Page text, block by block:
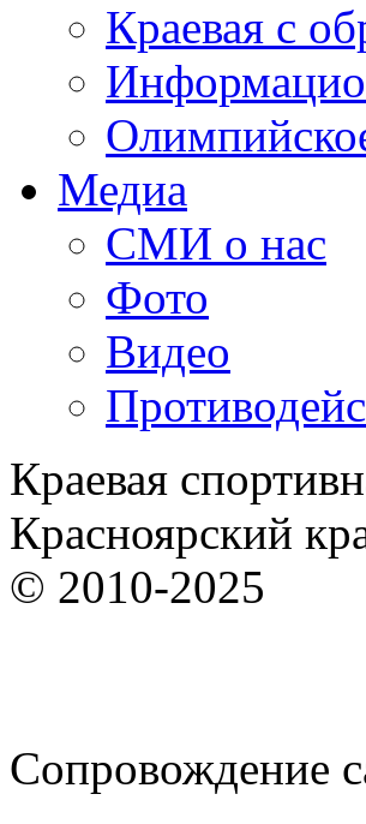
Краевая с
Медиа
СМИ о нас
Фото
Видео
Краевая
Красноярский
© 2010-2025
Сопровождение